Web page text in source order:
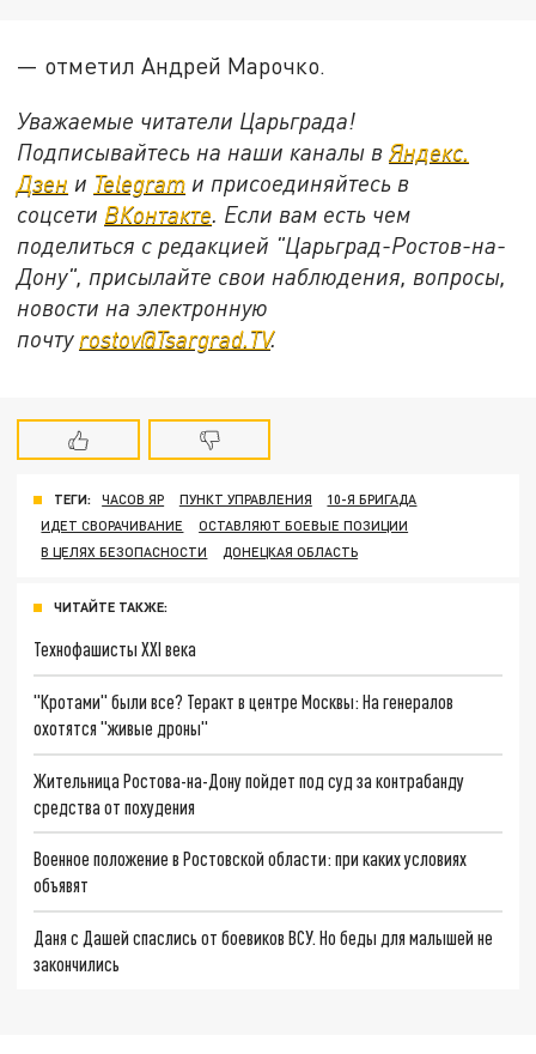
— отметил Андрей Марочко.
Уважаемые читатели Царьграда!
Подписывайтесь на наши каналы вЯндекс.
Дзен и Telegram и присоединяйтесь в
соцсети ВКонтакте. Если вам есть чем
поделиться с редакцией "Царьград-Ростов-на-
Дону", присылайте свои наблюдения, вопросы,
новости на электронную
почту rostov@Tsargrad.ТV.
ТЕГИ: ЧАСОВ ЯР ПУНКТ УПРАВЛЕНИЯ
10-Я БРИГАДА
ИДЕТ СВОРАЧИВАНИЕ
ОСТАВЛЯЮТ БОЕВЫЕ ПОЗИЦИИ
В ЦЕЛЯХ БЕЗОПАСНОСТИ
ДОНЕЦКАЯ ОБЛАСТЬ
ЧИТАЙТЕ ТАКЖЕ:
Технофашисты XXI века
"Кротами" были все? Теракт в центре Москвы: На генералов
охотятся "живые дроны"
Жительница Ростова-на-Дону пойдет под суд за контрабанду
средства от похудения
Военное положение в Ростовской области: при каких условиях
объявят
Даня с Дашей спаслись от боевиков ВСУ. Но беды для малышей не
закончились